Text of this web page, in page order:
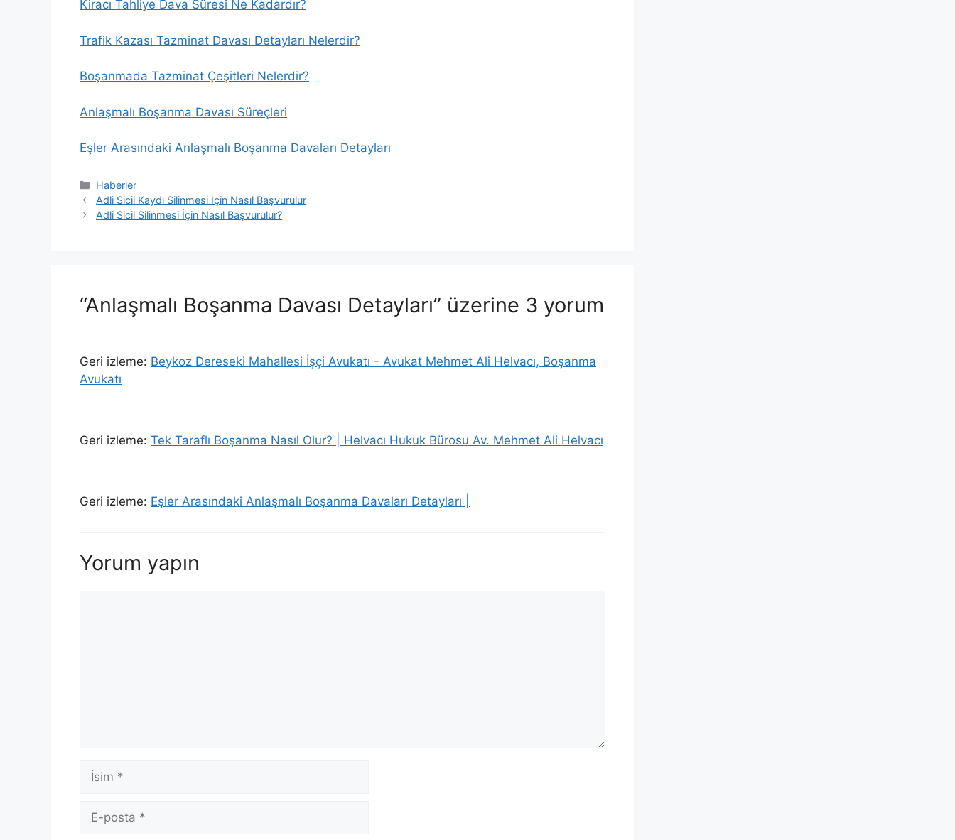
Kiracı Tahliye Dava Süresi Ne Kadardır?
Trafik Kazası Tazminat Davası Detayları Nelerdir?
Boşanmada Tazminat Çeşitleri Nelerdir?
Anlaşmalı Boşanma Davası Süreçleri
Eşler Arasındaki Anlaşmalı Boşanma Davaları Detayları
Kategoriler
Haberler
Adli Sicil Kaydı Silinmesi İçin Nasıl Başvurulur
Adli Sicil Silinmesi İçin Nasıl Başvurulur?
“Anlaşmalı Boşanma Davası Detayları” üzerine 3 yorum
Geri izleme: Beykoz Dereseki Mahallesi İşçi Avukatı - Avukat Mehmet Ali Helvacı, Boşanma
Avukatı
Geri izleme: Tek Taraflı Boşanma Nasıl Olur? | Helvacı Hukuk Bürosu Av. Mehmet Ali Helvacı
Geri izleme: Eşler Arasındaki Anlaşmalı Boşanma Davaları Detayları |
Yorum yapın
İsim
posta